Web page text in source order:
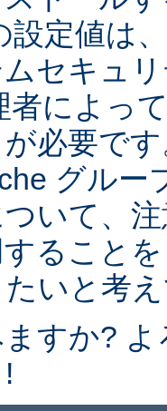
設定値は
セキュ
者によっ
必要で
グルー
いて、
ること
いと考
すか?